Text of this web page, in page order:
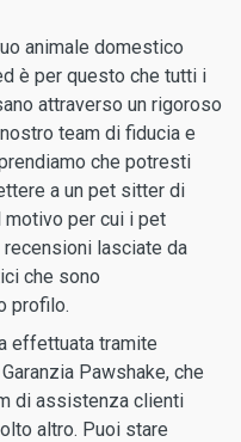
animale domestico
è per questo che tutti i
attraverso un rigoroso
team di fiducia e
che potresti
a un pet sitter di
motivo per cui i pet
lasciate da
che sono
profilo.
effettuata tramite
Pawshake, che
di assistenza clienti
altro. Puoi stare